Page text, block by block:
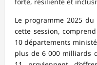
Le programme 2025 du
cette session,
10 départements
plus de 6 000 milliards